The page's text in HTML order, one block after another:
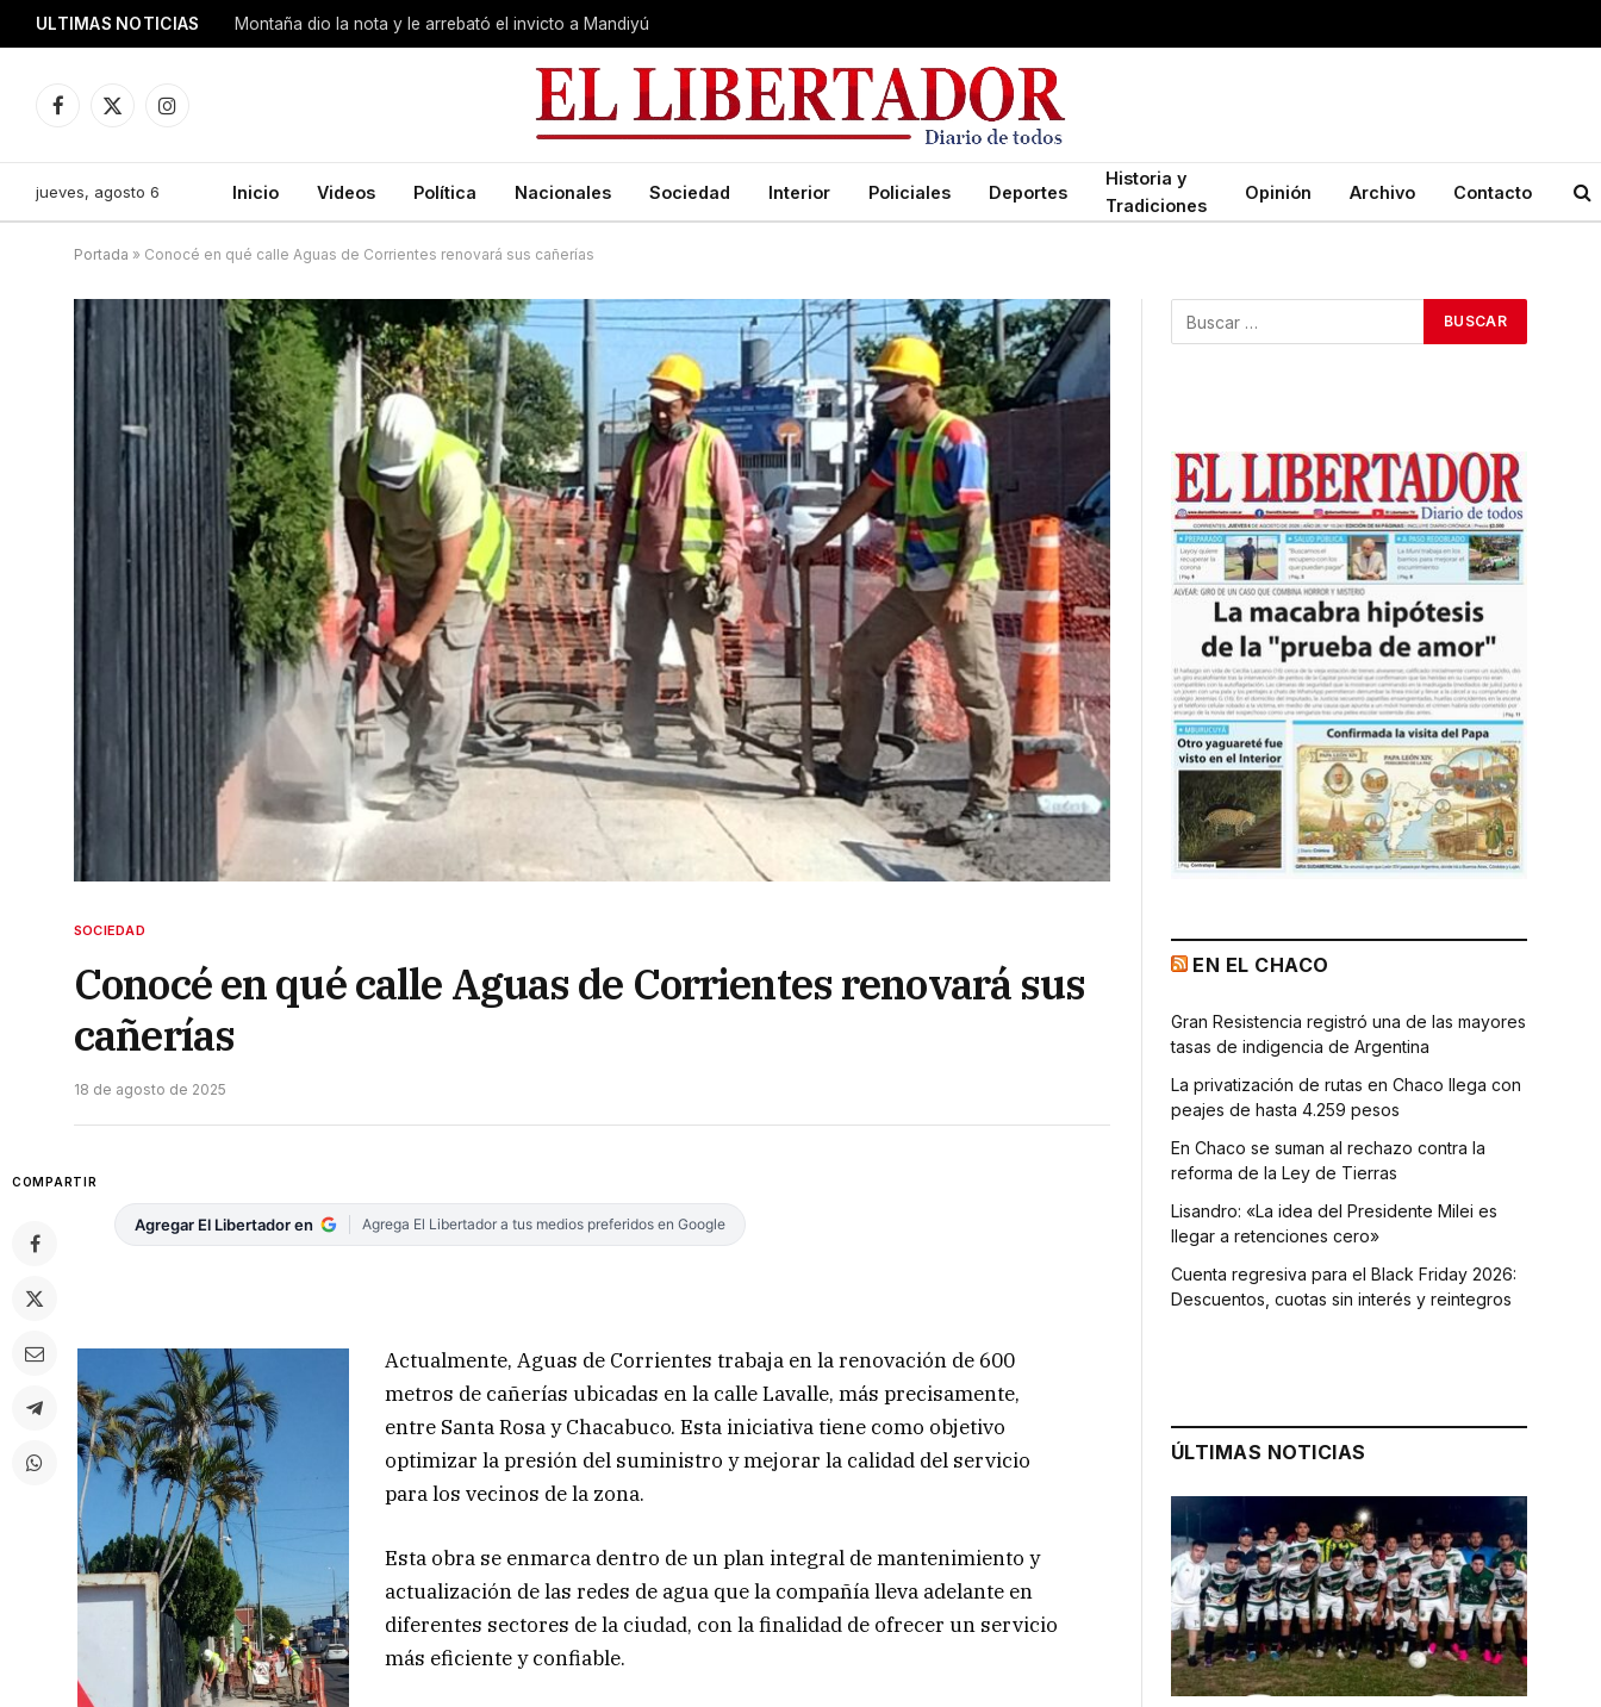
ULTIMAS NOTICIAS Montaña dio la nota y le arrebató el invicto a Mandiyú
Facebook
X
Instagram
jueves, agosto 6 Inicio Videos Política Nacionales Sociedad Interior Policiales Deportes
Historia y
Tradiciones
Opinión Archivo Contacto
Portada » Conocé en qué calle Aguas de Corrientes renovará sus cañerías
SOCIEDAD
Conocé en qué calle Aguas de Corrientes renovará sus
cañerías
18 de agosto de 2025
COMPARTIR
Agregar El Libertador en Agrega El Libertador a tus medios preferidos en Google
Actualmente, Aguas de Corrientes trabaja en la renovación de 600
metros de cañerías ubicadas en la calle Lavalle, más precisamente,
entre Santa Rosa y Chacabuco. Esta iniciativa tiene como objetivo
optimizar la presión del suministro y mejorar la calidad del servicio
para los vecinos de la zona.
Esta obra se enmarca dentro de un plan integral de mantenimiento y
actualización de las redes de agua que la compañía lleva adelante en
diferentes sectores de la ciudad, con la finalidad de ofrecer un servicio
más eficiente y confiable.
EN EL CHACO
Gran Resistencia registró una de las mayores
tasas de indigencia de Argentina
La privatización de rutas en Chaco llega con
peajes de hasta 4.259 pesos
En Chaco se suman al rechazo contra la
reforma de la Ley de Tierras
Lisandro: «La idea del Presidente Milei es
llegar a retenciones cero»
Cuenta regresiva para el Black Friday 2026:
Descuentos, cuotas sin interés y reintegros
ÚLTIMAS NOTICIAS